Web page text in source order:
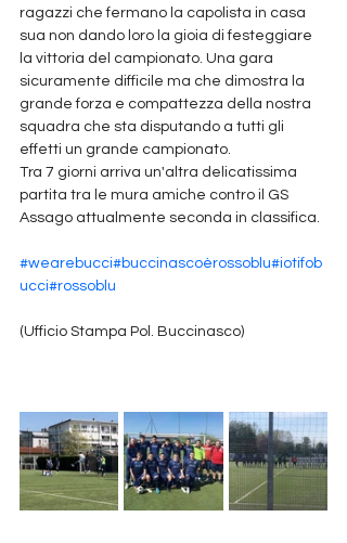
ragazzi che fermano la capolista in casa
sua non dando loro la gioia di festeggiare
la vittoria del campionato. Una gara
sicuramente difficile ma che dimostra la
grande forza e compattezza della nostra
squadra che sta disputando a tutti gli
effetti un grande campionato.
Tra 7 giorni arriva un'altra delicatissima
partita tra le mura amiche contro il GS
Assago attualmente seconda in classifica.
#wearebucci#buccinascoèrossoblu#iotifob
ucci#rossoblu
(Ufficio Stampa Pol. Buccinasco)